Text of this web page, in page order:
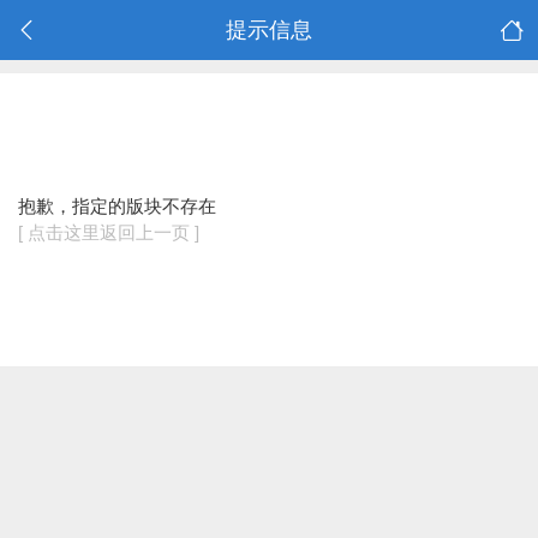
提示信息
抱歉，指定的版块不存在
[ 点击这里返回上一页 ]